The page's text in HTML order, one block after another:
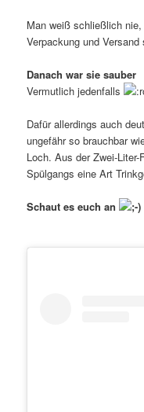
Man weiß schließlich
Verpackung und
Danach war sie sauber
Vermutlich jedenfalls
Dafür allerdings auch
ungefähr so brauchbar
Loch. Aus der Zwei-
Spülgangs eine Art
Schaut es euch an